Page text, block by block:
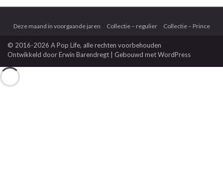
Deze maand in voorgaande jaren Collectie – regulier Collectie – Prince
© 2016-2026 A Pop Life, alle rechten voorbehouden
Ontwikkeld doorErwin Barendregt | Gebouwd metWordPress